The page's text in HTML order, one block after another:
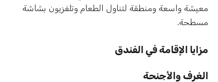
معيشة واسعة ومنطقة لتناول الطعام وتلفزيون بشاشة
مسطحة.
مزايا الإقامة في الفندق
الغرف والأجنحة